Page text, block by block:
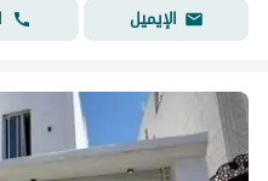
الإيميل